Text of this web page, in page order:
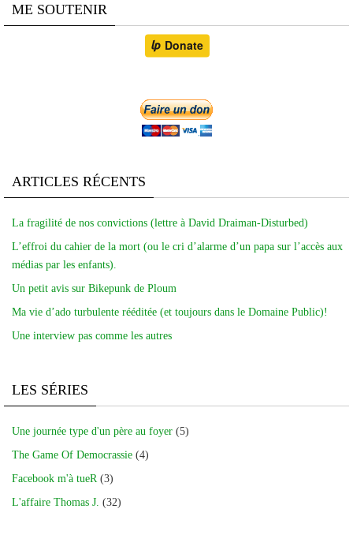
ME SOUTENIR
ARTICLES RÉCENTS
La fragilité de nos convictions (lettre à David Draiman-Disturbed)
L’effroi du cahier de la mort (ou le cri d’alarme d’un papa sur l’accès aux
médias par les enfants).
Un petit avis sur Bikepunk de Ploum
Ma vie d’ado turbulente rééditée (et toujours dans le Domaine Public)!
Une interview pas comme les autres
LES SÉRIES
Une journée type d'un père au foyer (5)
The Game Of Democrassie (4)
Facebook m'à tueR (3)
L'affaire Thomas J. (32)